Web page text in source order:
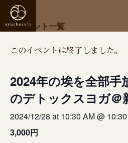
« イベント一覧
このイベントは終了しました。
2024年の埃を全部手
のデトックスヨガ＠
2024/12/28 at 10:30 AM @
3,000円